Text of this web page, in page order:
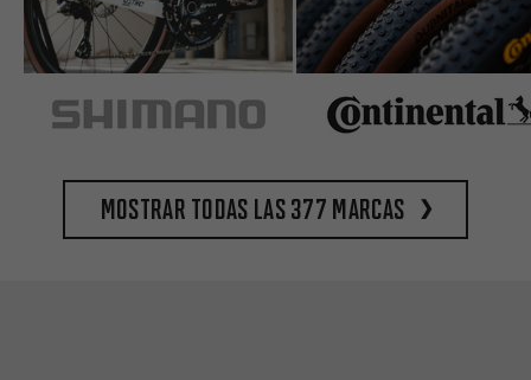
Mostrar todas las 377 marcas